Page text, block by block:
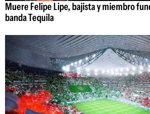
Muere Felipe Lipe, bajista y miembro
banda Tequila